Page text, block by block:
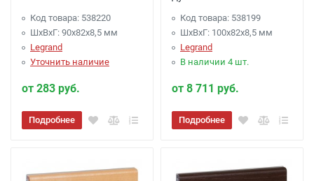
Код товара: 538220
ШхВхГ: 90x82x8,5 мм
Legrand
Уточнить наличие
от 283 руб.
Подробнее
Код товара: 538199
ШхВхГ: 100x82x8,5 мм
Legrand
В наличии 4 шт.
от 8 711 руб.
Подробнее